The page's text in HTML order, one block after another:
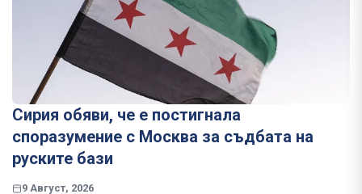
Сирия обяви, че е постигнала
споразумение с Москва за съдбата на
руските бази
9 Август, 2026